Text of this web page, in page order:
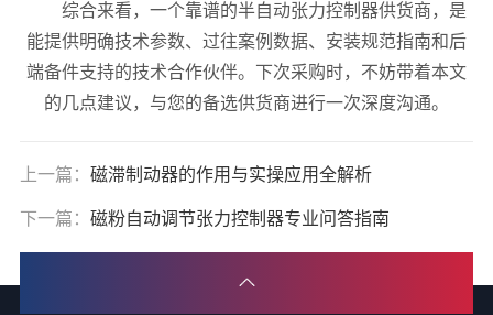
综合来看，一个靠谱的半自动张力控制器供货商，是
能提供明确技术参数、过往案例数据、安装规范指南和后
端备件支持的技术合作伙伴。下次采购时，不妨带着本文
的几点建议，与您的备选供货商进行一次深度沟通。
上一篇： 磁滞制动器的作用与实操应用全解析
下一篇： 磁粉自动调节张力控制器专业问答指南